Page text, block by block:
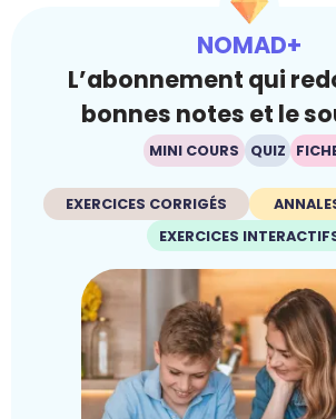
NOMAD+
L’abonnement qui
bonnes notes et le
MINI COURS QUIZ
EXERCICES CORRIGÉS
EXERCICES